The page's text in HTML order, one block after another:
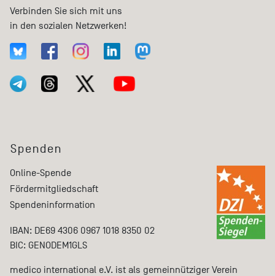
Verbinden Sie sich mit uns
in den sozialen Netzwerken!
Spenden
Online-Spende
Fördermitgliedschaft
Spendeninformation
IBAN: DE69 4306 0967 1018 8350 02
BIC: GENODEM1GLS
medico international e.V. ist als gemeinnütziger Verein